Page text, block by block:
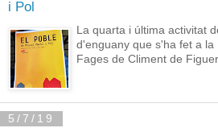
i Pol
La quarta i última activitat
d'enguany que s'ha fet a la
Fages de Climent de
5/7/19